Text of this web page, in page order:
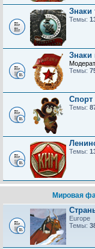
Знаки
Темы:
Знаки
Темы:
Спорт
Темы:
Темы:
Мировая
Europe
Темы: